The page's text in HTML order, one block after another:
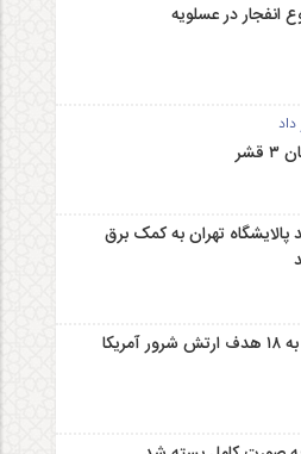
انفجار در عسلویه
داد
پالایشگاه تهران به کمک برق